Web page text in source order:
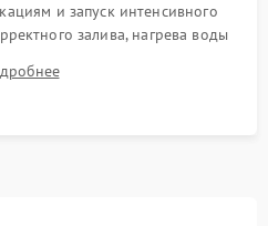
и запуск интенсивного
залива, нагрева воды
посторонних шумов,
сухости в поддоне.